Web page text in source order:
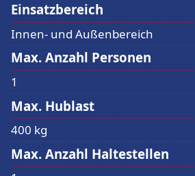
Einsatzbereich
Innen- und Außenbereich
Max. Anzahl Personen
1
Max. Hublast
400 kg
Max. Anzahl Haltestellen